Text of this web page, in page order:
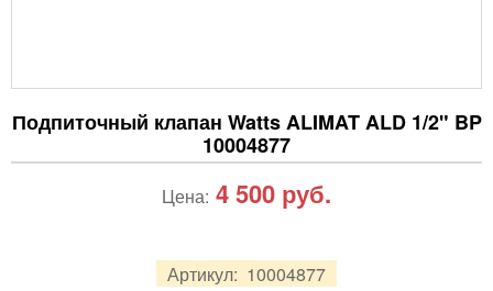
Подпиточный клапан Watts ALIMAT ALD 1/2" BP
10004877
Артикул: 10004877
Цена: 4 500 руб.